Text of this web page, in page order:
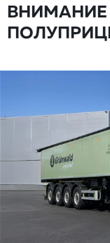
ВНИМАНИЕ